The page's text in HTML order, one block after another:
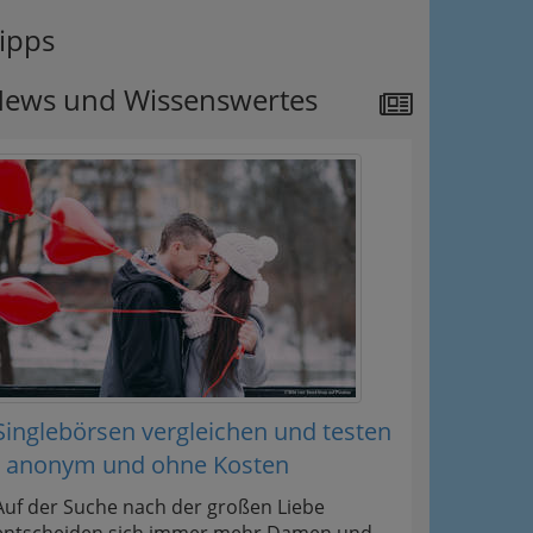
und Wissenswertes
vergleichen und testen
anonym und ohne Kosten
der Suche nach der großen Liebe